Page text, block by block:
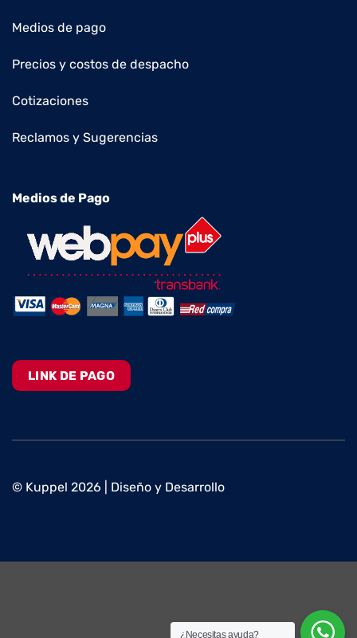
Medios de pago
Precios y costos de despacho
Cotizaciones
Reclamos y Sugerencias
Medios de Pago
LINK DE PAGO
© Kuppel 2026 | Diseño y Desarrollo
¿Necesitas ayuda?